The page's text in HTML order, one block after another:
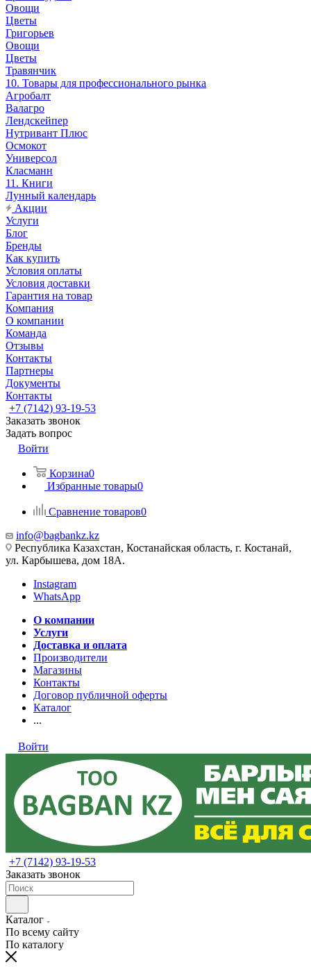
Овощи
Цветы
Григорьев
Овощи
Цветы
Травянчик
10. Товары для профессионального рынка
Агробалт
Валагро
Лендскейпер
Нутривант Плюс
Осмокот
Универсол
Класманн
11. Книги
Лунный календарь
Акции
Услуги
Блог
Бренды
Как купить
Условия оплаты
Условия доставки
Гарантия на товар
Компания
О компании
Команда
Отзывы
Контакты
Партнеры
Документы
Контакты
+7 (7142) 93-19-53
Заказать звонок
Задать вопрос
Войти
Корзина0
Избранные товары0
Сравнение товаров0
info@bagbankz.kz
Республика Казахстан, Костанайская область, г. Костанай,
ул. Карбышева, дом 18А.
Instagram
WhatsApp
О компании
Услуги
Доставка и оплата
Производители
Магазины
Контакты
Договор публичной оферты
Каталог
...
Войти
+7 (7142) 93-19-53
Заказать звонок
Каталог
По всему сайту
По каталогу